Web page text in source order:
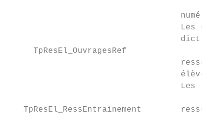
Les
     TpResEl_OuvragesRef
                                   élèves.
Les
TpResEl_RessEntrainement